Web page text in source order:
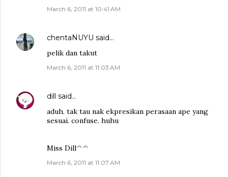
March 6, 2011 at 10:41 AM
chentaNUYU said…
pelik dan takut
March 6, 2011 at 11:03 AM
dill
said…
aduh. tak tau nak ekpresikan perasaan ape yang
sesuai. confuse. huhu
Miss Dill^^
March 6, 2011 at 11:07 AM